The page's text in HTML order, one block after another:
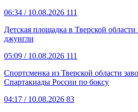
06:34 / 10.08.2026 111
Детская площадка в Тверской области
джунгли
05:09 / 10.08.2026 111
Спортсменка из Тверской области
Спартакиады России по боксу
04:17 / 10.08.2026 83